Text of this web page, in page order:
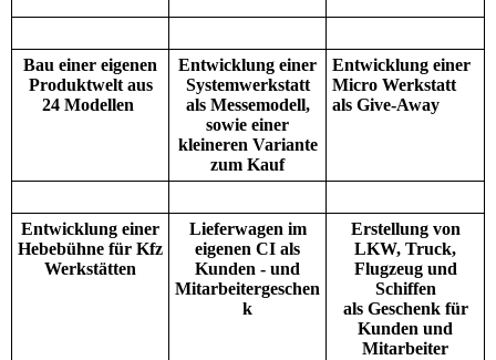
Bau einer eigenen
Produktwelt aus
24 Modellen
Entwicklung einer
Systemwerkstatt
als Messemodell,
sowie einer
kleineren Variante
zum Kauf
Entwicklung einer
Micro Werkstatt
als Give-Away
Entwicklung einer
Hebebühne für Kfz
Werkstätten
Lieferwagen im
eigenen CI als
Kunden - und
Mitarbeitergeschen
k
Erstellung von
LKW, Truck,
Flugzeug und
Schiffen
als Geschenk für
Kunden und
Mitarbeiter